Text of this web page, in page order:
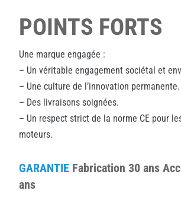
POINTS FORTS
Une marque engagée :
– Un véritable engagement sociétal et
– Une culture de l’innovation permanente.
– Des livraisons soignées.
– Un respect strict de la norme CE pour
moteurs.
GARANTIE Fabrication 30 ans
ans